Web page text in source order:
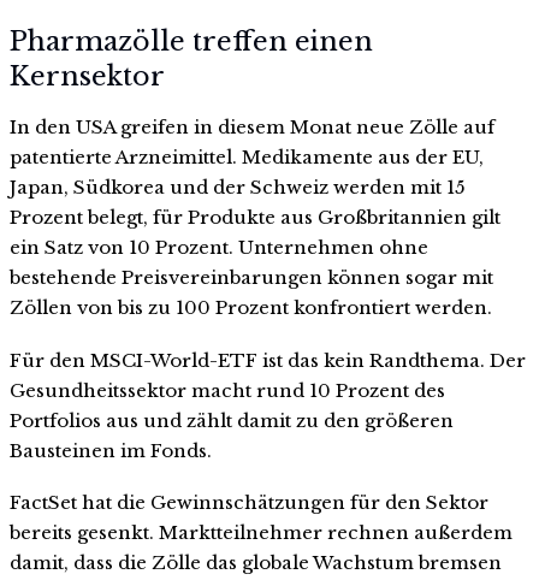
Pharmazölle treffen einen
Kernsektor
In den USA greifen in diesem Monat neue Zölle auf
patentierte Arzneimittel. Medikamente aus der EU,
Japan, Südkorea und der Schweiz werden mit 15
Prozent belegt, für Produkte aus Großbritannien gilt
ein Satz von 10 Prozent. Unternehmen ohne
bestehende Preisvereinbarungen können sogar mit
Zöllen von bis zu 100 Prozent konfrontiert werden.
Für den MSCI-World-ETF ist das kein Randthema. Der
Gesundheitssektor macht rund 10 Prozent des
Portfolios aus und zählt damit zu den größeren
Bausteinen im Fonds.
FactSet hat die Gewinnschätzungen für den Sektor
bereits gesenkt. Marktteilnehmer rechnen außerdem
damit, dass die Zölle das globale Wachstum bremsen